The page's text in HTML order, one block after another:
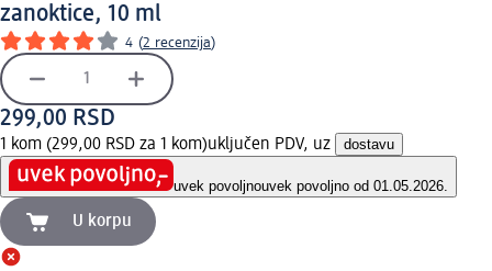
zanoktice, 10 ml
4 (2 recenzija)
299,00 RSD
1 kom (299,00 RSD za 1 kom)uključen PDV, uz dostavu
uvek povoljnouvek povoljno od 01.05.2026.
U korpu